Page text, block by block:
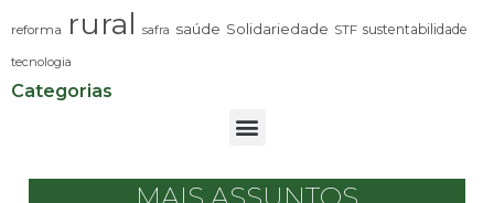
reforma rural safra saúde Solidariedade STF sustentabilidade
tecnologia
Categorias
MAIS ASSUNTOS